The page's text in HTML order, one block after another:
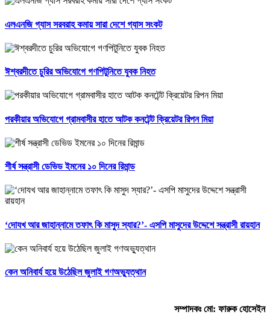
এলএনজি গ্যাস সরবরাহ কমায় সারা দেশে গ্যাস সংকট
ঈশ্বরদীতে চুরির অভিযোগে গণপিটুনিতে যুবক নিহত
পরকীয়ার অভিযোগে গ্রামবাসীর হাতে আটক কনটেন্ট ক্রিয়েটর রিপন মিয়া
শীর্ষ সন্ত্রাসী ডেভিড ইমনের ১০ দিনের রিমান্ড
‘দোযখ আর জাহান্নামে তফাৎ কি মাসুদ স্যার?’- এসপি মাসুদের উদ্দেশে সন্ত্রাসী রায়হান
কেন অনিবার্য হয়ে উঠেছিল জুলাই গণঅভ্যুত্থান
সম্পাদকঃ মো: ফারুক হোসেইন